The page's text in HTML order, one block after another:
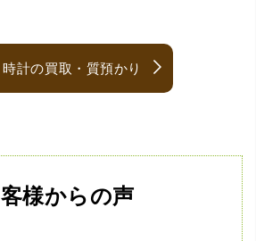
計の買取・質預かり
様からの声